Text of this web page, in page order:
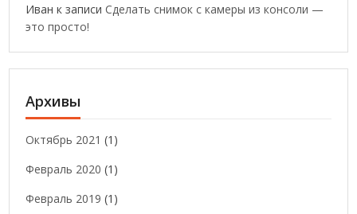
Иван к записиСделать снимок с камеры из консоли —
это просто!
Архивы
Октябрь 2021 (1)
Февраль 2020 (1)
Февраль 2019 (1)